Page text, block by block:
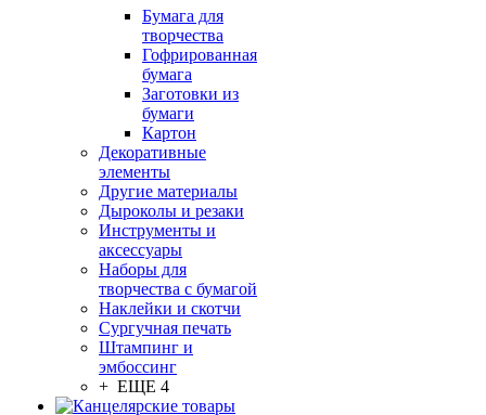
Бумага для
творчества
Гофрированная
бумага
Заготовки из
бумаги
Картон
Декоративные
элементы
Другие материалы
Дыроколы и резаки
Инструменты и
аксессуары
Наборы для
творчества с бумагой
Наклейки и скотчи
Сургучная печать
Штампинг и
эмбоссинг
+ ЕЩЕ 4